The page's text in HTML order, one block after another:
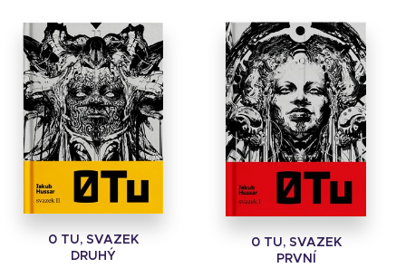
0 TU, SVAZEK
DRUHÝ
0 TU, SVAZEK
PRVNÍ